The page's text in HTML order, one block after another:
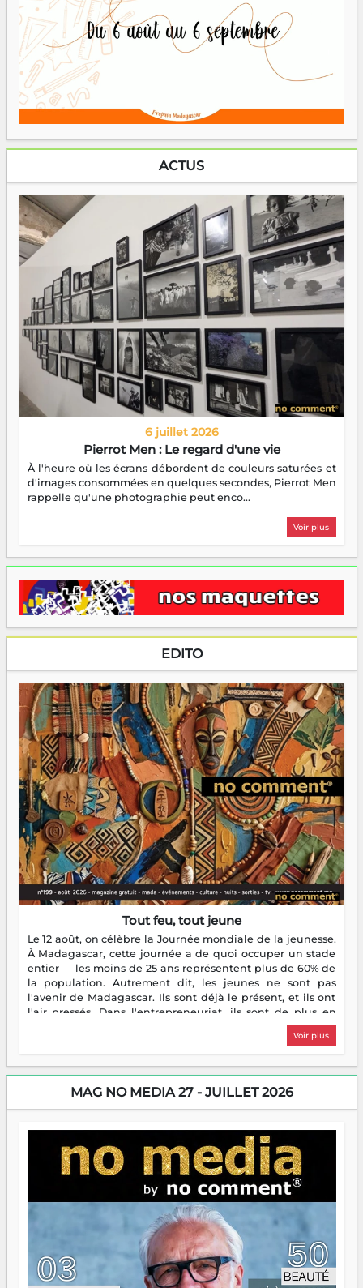
ACTUS
6 juillet 2026
Pierrot Men : Le regard d'une vie
À l'heure où les écrans débordent de couleurs saturées et
d'images consommées en quelques secondes, Pierrot Men
rappelle qu'une photographie peut enco...
Voir plus
EDITO
Tout feu, tout jeune
Le 12 août, on célèbre la Journée mondiale de la jeunesse.
À Madagascar, cette journée a de quoi occuper un stade
entier — les moins de 25 ans représentent plus de 60% de
la population. Autrement dit, les jeunes ne sont pas
l'avenir de Madagascar. Ils sont déjà le présent, et ils ont
l'air pressés. Dans l'entrepreneuriat, ils sont de plus en
plus nombreux à se lancer, à créer, à risquer — souvent
sans filet, souvent sans aide, mais toujours avec cette
dorment vraiment la nuit. En culture, les nouvelles sont
encore meilleures. Aina Rasamoelina vient de décrocher le
Prix RFI Instrumental Afrique. Miangaly Elia rafle le Prix
jeunes qui tiennent la torche. Alors oui, on pourrait
s'arrêter là, applaudir et rentrer chez soi satisfait. Mais ce
serait passer à côté d'une chose essentielle. La fougue, ça
brûle fort — et parfois, ça brûle vite. Une flamme sans
direction peut éclairer autant qu'elle peut consumer. C'est
là que les aînés entrent en scène — pas pour reprendre le
gouvernail, mais pour montrer où sont les récifs. Les jeunes
ont la force, les vieux ont l'expérience, comme on dit. Ce
n'est pas un combat de générations — c'est une question
d'équipage. Partagez vos réussites, mais aussi vos échecs.
Surtout vos échecs, d'ailleurs — ils enseignent mieux que
Voir plus
MAG NO MEDIA 27 - JUILLET 2026